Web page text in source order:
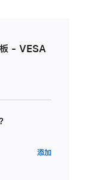
- VESA
添加